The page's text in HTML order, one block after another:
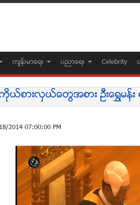
က်န္းမာေရး ပညာေရး Celebrity
ယ္စားလွယ္ေတြအစား ဦးေရႊမ
2014 07:00:00 PM